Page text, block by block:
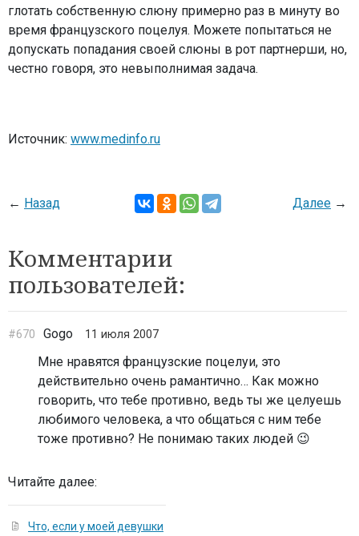
глотать собственную слюну примерно раз в минуту во
время французского поцелуя. Можете попытаться не
допускать попадания своей слюны в рот партнерши, но,
честно говоря, это невыполнимая задача.
Источник: www.medinfo.ru
← Назад Далее →
Комментарии
пользователей:
#670 Gogo 11 июля 2007
Мне нравятся французские поцелуи, это
действительно очень рамантично… Как можно
говорить, что тебе противно, ведь ты же целуешь
любимого человека, а что общаться с ним тебе
тоже противно? Не понимаю таких людей 😉
Читайте далее:
Что, если у моей девушки